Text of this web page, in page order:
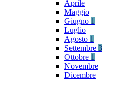
Aprile
Maggio
Giugno 1
Luglio
Agosto 1
Settembre 3
Ottobre 1
Novembre
Dicembre